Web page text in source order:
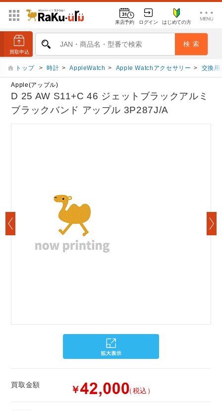
来店予約 ログイン はじめての方
トップ > 時計 > AppleWatch > Apple Watchアクセサリー > 交換用
Apple(アップル)
D 25 AW S11+C 46 ジェットブラックアルミ
ブラックバンド アップル 3P287J/A
買取金額 ￥ （税込）